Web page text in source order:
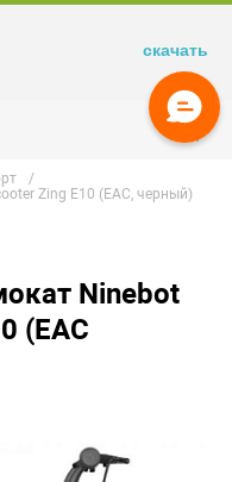
Zing E10 (EAC, черный)
Ninebot
(EAC
скачать